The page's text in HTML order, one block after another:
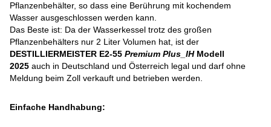
Pflanzenbehälter, so dass eine Berührung mit kochendem
Wasser ausgeschlossen werden kann.
Das Beste ist: Da der Wasserkessel trotz des großen
Pflanzenbehälters nur 2 Liter Volumen hat, ist der
DESTILLIERMEISTER E2-55Premium Plus_IHModell
2025 auch in Deutschland und Österreich legal und darf ohne
Meldung beim Zoll verkauft und betrieben werden.
Einfache Handhabung: